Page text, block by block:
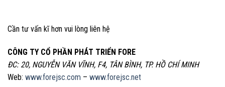
Cần tư vấn kĩ hơn vui lòng liên hệ
CÔNG TY CỔ PHẦN PHÁT TRIỂN FORE
ĐC: 20, NGUYỄN VĂN VĨNH, F4, TÂN BÌNH, TP. HỒ CHÍ MINH
Web: www.forejsc.com – www.forejsc.net